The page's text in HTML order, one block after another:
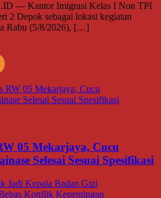
— Kantor Imigrasi Kelas I Non TPI
2 Depok sebagai lokasi kegiatan
Rabu (5/8/2026), […]
05 Mekarjaya, Cucu
Selesai Sesuai Spesifikasi